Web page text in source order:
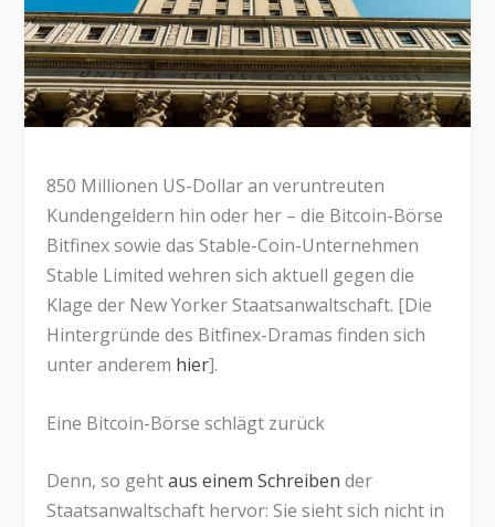
850 Millionen US-Dollar an veruntreuten
Kundengeldern hin oder her – die Bitcoin-Börse
Bitfinex sowie das Stable-Coin-Unternehmen
Stable Limited wehren sich aktuell gegen die
Klage der New Yorker Staatsanwaltschaft. [Die
Hintergründe des Bitfinex-Dramas finden sich
unter anderem hier].
Eine Bitcoin-Börse schlägt zurück
Denn, so gehtaus einem Schreiben der
Staatsanwaltschaft hervor: Sie sieht sich nicht in